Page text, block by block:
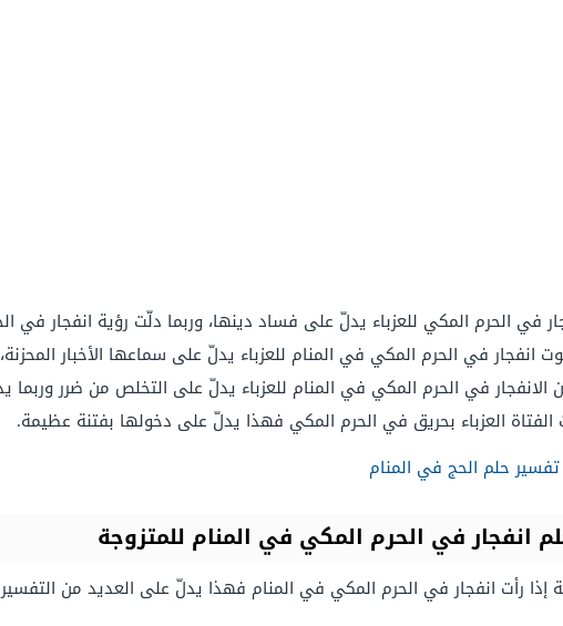
في الحرم المكي للعزباء يدلّ على فساد دينها، وربما دلّت رؤية انفجار في
انفجار في الحرم المكي في المنام للعزباء يدلّ على سماعها الأخبار
الانفجار في الحرم المكي في المنام للعزباء يدلّ على التخلص من ضرر وربما
الفتاة العزباء بحريق في الحرم المكي فهذا يدلّ على دخولها بفتنة عظيمة.
تفسير حلم الحج في المنام
انفجار في الحرم المكي في المنام للمتزوجة
إذا رأت انفجار في الحرم المكي في المنام فهذا يدلّ على العديد من